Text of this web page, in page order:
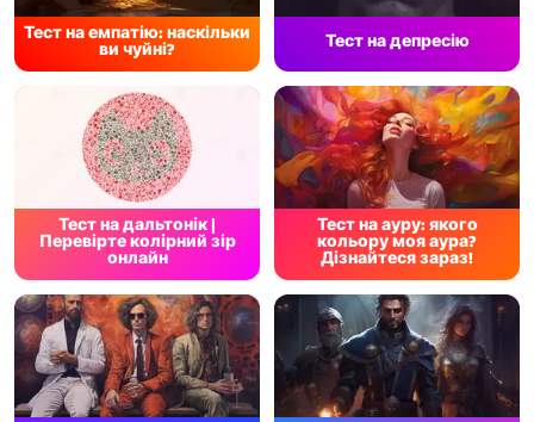
Тест на емпатію: наскільки
ви чуйні?
Тест на депресію
Тест на дальтонік |
Перевірте колірний зір
онлайн
Тест на ауру: якого
кольору моя аура?
Дізнайтеся зараз!